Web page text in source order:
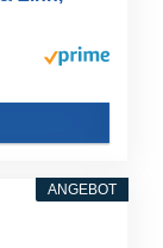
ANGEBOT